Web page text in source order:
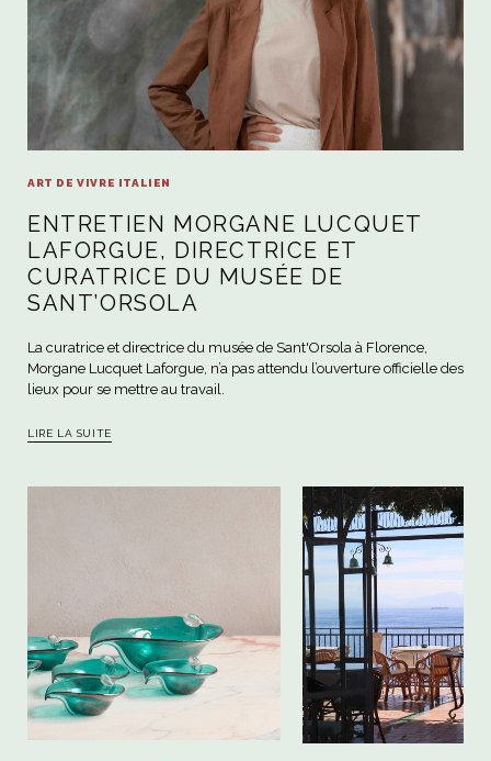
ART DE VIVRE ITALIEN
ENTRETIEN MORGANE LUCQUET
LAFORGUE, DIRECTRICE ET
CURATRICE DU MUSÉE DE
SANT’ORSOLA
La curatrice et directrice du musée de Sant'Orsola à Florence,
Morgane Lucquet Laforgue, n’a pas attendu l’ouverture officielle des
lieux pour se mettre au travail.
LIRE LA SUITE